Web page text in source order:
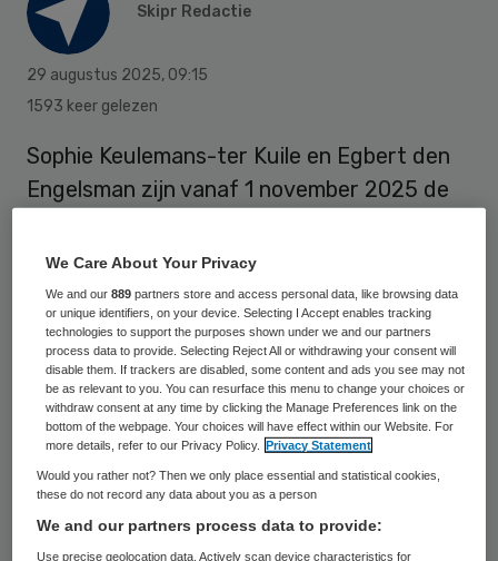
Skipr Redactie
29 augustus 2025, 09:15
1593 keer gelezen
Sophie Keulemans-ter Kuile en Egbert den
Engelsman zijn vanaf 1 november 2025 de
Zij volgen José van Vliet-Eppinga op, die de
organisatie het afgelopen half jaar als ad
interim bestuurder heeft ondersteund bij
de overgang naar een nieuwe raad van
bestuur.
Sophie Keulemans – ter Kuile
We Care About Your Privacy
We and our889 partners store and access personal data, like browsing data
or unique identifiers, on your device. Selecting I Accept enables tracking
technologies to support the purposes shown under we and our partners
process data to provide. Selecting Reject All or withdrawing your consent will
disable them. If trackers are disabled, some content and ads you see may not
be as relevant to you. You can resurface this menu to change your choices or
withdraw consent at any time by clicking the Manage Preferences link on the
bottom of the webpage. Your choices will have effect within our Website. For
more details, refer to our Privacy Policy.
Privacy Statement
Would you rather not? Then we only place essential and statistical cookies,
these do not record any data about you as a person
We and our partners process data to provide:
Use precise geolocation data. Actively scan device characteristics for